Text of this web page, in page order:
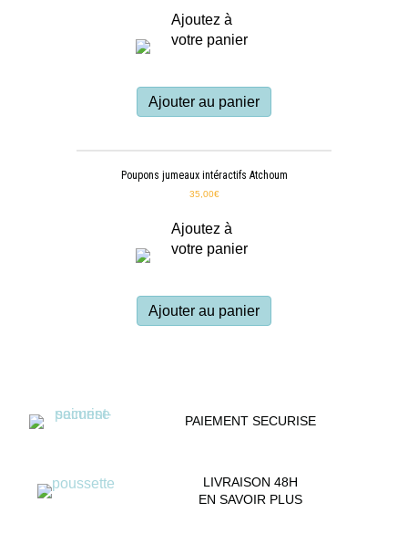
Ajoutez à
votre panier
Ajouter au panier
Poupons jumeaux intéractifs Atchoum
35,00€
Ajoutez à
votre panier
Ajouter au panier
PAIEMENT SECURISE
LIVRAISON 48H
EN SAVOIR PLUS